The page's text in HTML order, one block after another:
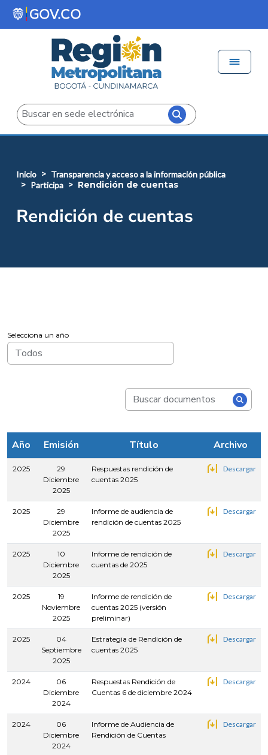
Pasar al contenido principal
Buscar
inicio
transparencia y acceso a la información pública
participa
rendición de cuentas
Rendición de cuentas
Selecciona un año
Año Emisión Título Archivo
2025
29
Diciembre
2025
Respuestas rendición de
cuentas 2025
Descargar
2025
29
Diciembre
2025
Informe de audiencia de
rendición de cuentas 2025
Descargar
2025
10
Diciembre
2025
Informe de rendición de
cuentas de 2025
Descargar
2025
19
Noviembre
2025
Informe de rendición de
cuentas 2025 (versión
preliminar)
Descargar
2025
04
Septiembre
2025
Estrategia de Rendición de
cuentas 2025
Descargar
2024
06
Diciembre
2024
Respuestas Rendición de
Cuentas 6 de diciembre 2024
Descargar
2024
06
Diciembre
2024
Informe de Audiencia de
Rendición de Cuentas
Descargar